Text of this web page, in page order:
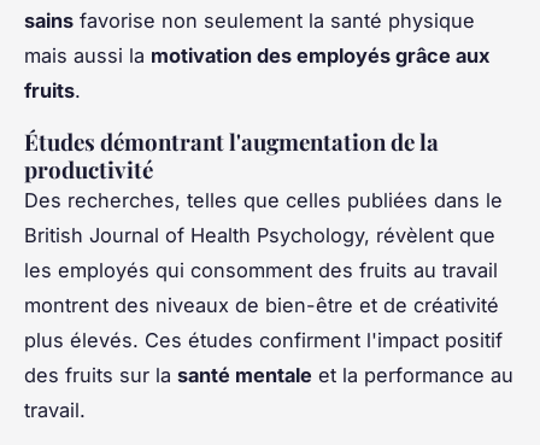
sains favorise non seulement la santé physique
mais aussi la motivation des employés grâce aux
fruits.
Études démontrant l'augmentation de la
productivité
Des recherches, telles que celles publiées dans le
British Journal of Health Psychology, révèlent que
les employés qui consomment des fruits au travail
montrent des niveaux de bien-être et de créativité
plus élevés. Ces études confirment l'impact positif
des fruits sur la santé mentale et la performance au
travail.